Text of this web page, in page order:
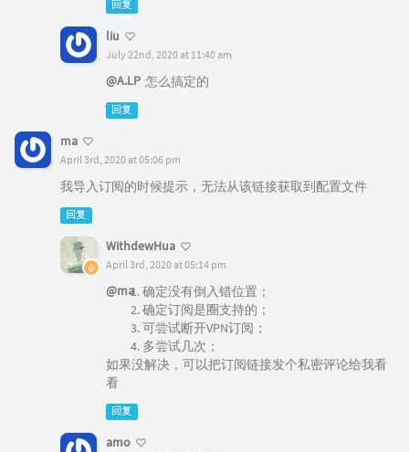
回复
liu
July 22nd, 2020 at 11:40 am
@A.LP 怎么搞定的
回复
ma
April 3rd, 2020 at 05:06 pm
我导入订阅的时候提示，无法从该链接获取到配置文件
回复
WithdewHua
April 3rd, 2020 at 05:14 pm
@ma 确定没有倒入错位置；
确定订阅是圈支持的；
可尝试断开VPN订阅；
多尝试几次；
如果没解决，可以把订阅链接发个私密评论给我看
看
回复
amo